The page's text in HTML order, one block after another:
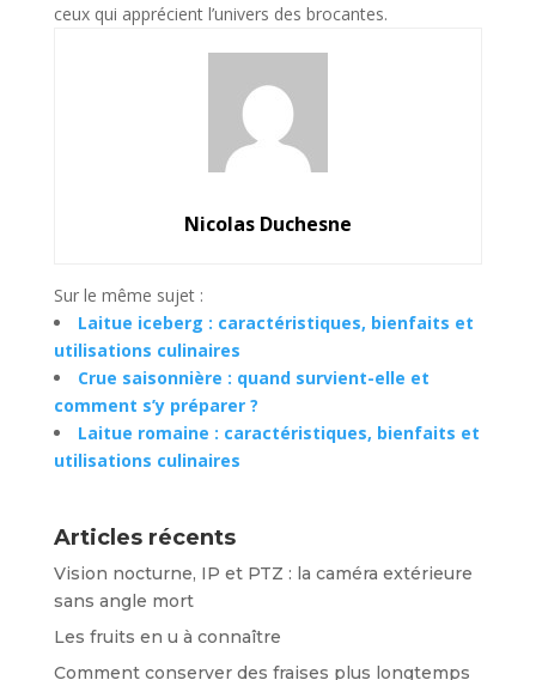
ceux qui apprécient l’univers des brocantes.
Nicolas Duchesne
Sur le même sujet :
Laitue iceberg : caractéristiques, bienfaits et
utilisations culinaires
Crue saisonnière : quand survient-elle et
comment s’y préparer ?
Laitue romaine : caractéristiques, bienfaits et
utilisations culinaires
Articles récents
Vision nocturne, IP et PTZ : la caméra extérieure
sans angle mort
Les fruits en u à connaître
Comment conserver des fraises plus longtemps